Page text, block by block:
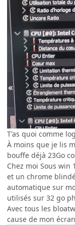
T'as quoi comme
À moins que je lis
bouffe déjà 23Go
Chez moi Sous win
et un chrome
automatique sur
utilisés sur 32 go
Avec tous les
cause de mon